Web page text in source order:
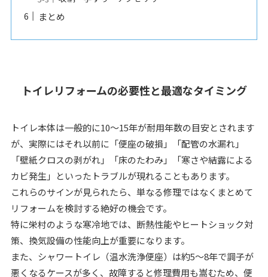
まとめ
トイレリフォームの必要性と最適なタイミング
トイレ本体は一般的に10～15年が耐用年数の目安とされます
が、実際にはそれ以前に「便座の破損」「配管の水漏れ」
「壁紙クロスの剥がれ」「床のたわみ」「寒さや結露による
カビ発生」といったトラブルが現れることもあります。
これらのサインが見られたら、単なる修理ではなくまとめて
リフォームを検討する絶好の機会です。
特に栄村のような寒冷地では、断熱性能やヒートショック対
策、換気設備の性能向上が重要になります。
また、シャワートイレ（温水洗浄便座）は約5～8年で調子が
悪くなるケースが多く、故障すると修理費用も嵩むため、便